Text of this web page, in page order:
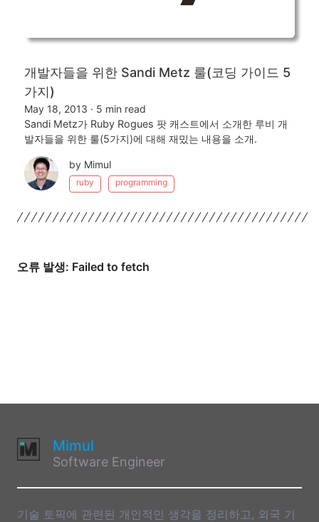
개발자들을 위한 Sandi Metz 룰(코딩 가이드 5
가지)
May 18, 2013 · 5 min read
Sandi Metz가 Ruby Rogues 팟 캐스트에서 소개한 루비 개
발자들을 위한 룰(5가지)에 대해 재밌는 내용을 소개.
by Mimul
ruby programming
Mimul
Software Engineer
기술 토픽에 관련된 개인적인 생각을 정리하고, 외국 기